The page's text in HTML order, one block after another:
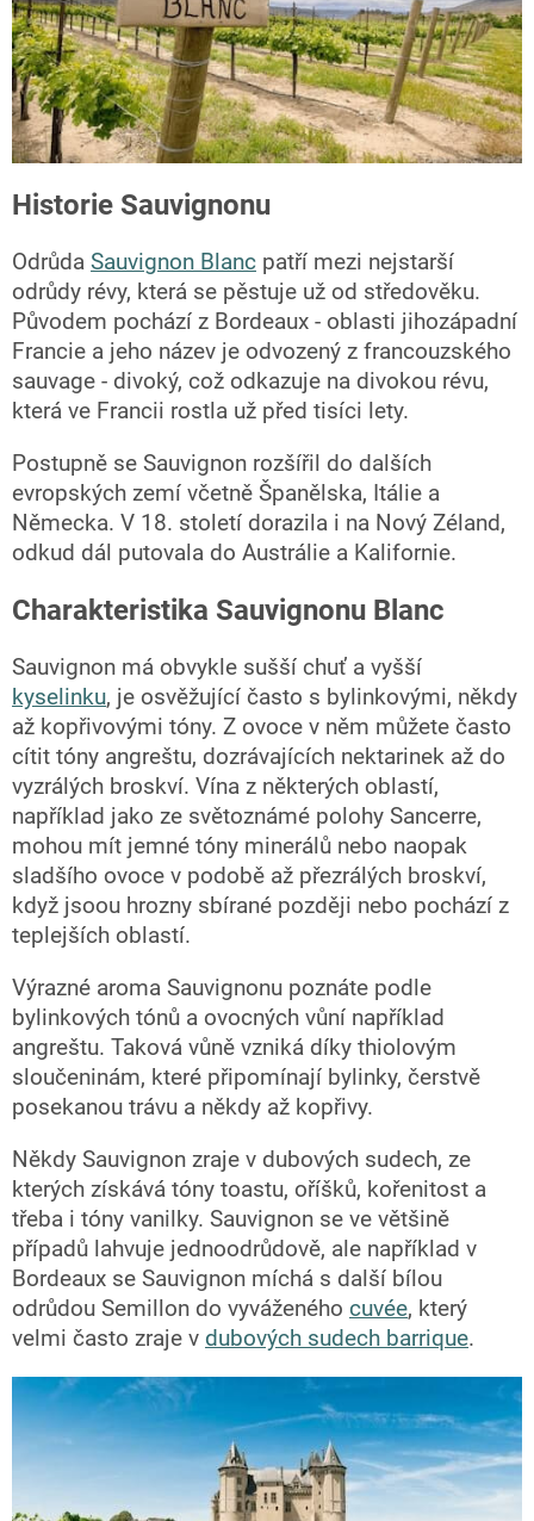
Historie Sauvignonu
Odrůda Sauvignon Blanc patří mezi nejstarší
odrůdy révy, která se pěstuje už od středověku.
Původem pochází z Bordeaux - oblasti jihozápadní
Francie a jeho název je odvozený z francouzského
sauvage - divoký, což odkazuje na divokou révu,
která ve Francii rostla už před tisíci lety.
Postupně se Sauvignon rozšířil do dalších
evropských zemí včetně Španělska, Itálie a
Německa. V 18. století dorazila i na Nový Zéland,
odkud dál putovala do Austrálie a Kalifornie.
Charakteristika Sauvignonu Blanc
Sauvignon má obvykle sušší chuť a vyšší
kyselinku, je osvěžující často s bylinkovými, někdy
až kopřivovými tóny. Z ovoce v něm můžete často
cítit tóny angreštu, dozrávajících nektarinek až do
vyzrálých broskví. Vína z některých oblastí,
například jako ze světoznámé polohy Sancerre,
mohou mít jemné tóny minerálů nebo naopak
sladšího ovoce v podobě až přezrálých broskví,
když jsoou hrozny sbírané později nebo pochází z
teplejších oblastí.
Výrazné aroma Sauvignonu poznáte podle
bylinkových tónů a ovocných vůní například
angreštu. Taková vůně vzniká díky thiolovým
sloučeninám, které připomínají bylinky, čerstvě
posekanou trávu a někdy až kopřivy.
Někdy Sauvignon zraje v dubových sudech, ze
kterých získává tóny toastu, oříšků, kořenitost a
třeba i tóny vanilky. Sauvignon se ve většině
případů lahvuje jednoodrůdově, ale například v
Bordeaux se Sauvignon míchá s další bílou
odrůdou Semillon do vyváženého cuvée, který
velmi často zraje v dubových sudech barrique.